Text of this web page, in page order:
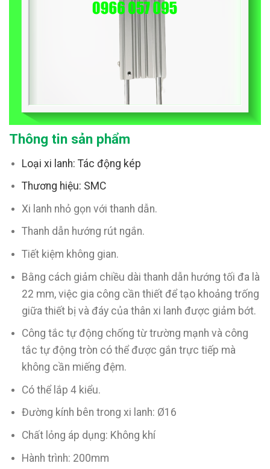
Thông tin sản phẩm
Loại xi lanh: Tác động kép
Thương hiệu: SMC
Xi lanh nhỏ gọn với thanh dẫn.
Thanh dẫn hướng rút ngắn.
Tiết kiệm không gian.
Bằng cách giảm chiều dài thanh dẫn hướng tối đa là
22 mm, việc gia công cần thiết để tạo khoảng trống
giữa thiết bị và đáy của thân xi lanh được giảm bớt.
Công tắc tự động chống từ trường mạnh và công
tắc tự động tròn có thể được gắn trực tiếp mà
không cần miếng đệm.
Có thể lắp 4 kiểu.
Đường kính bên trong xi lanh: Ø16
Chất lỏng áp dụng: Không khí
Hành trình: 200mm